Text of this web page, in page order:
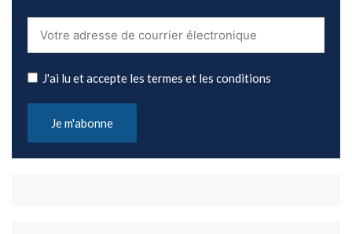
J'ai lu et accepte les termes et les conditions